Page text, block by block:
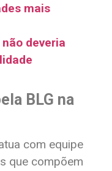
mais
deveria
BLG na
com equipe
que compõem